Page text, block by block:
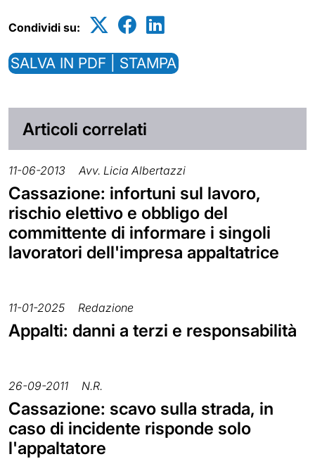
Condividi su:
SALVA IN PDF | STAMPA
Articoli correlati
11-06-2013 Avv. Licia Albertazzi
Cassazione: infortuni sul lavoro,
rischio elettivo e obbligo del
committente di informare i singoli
lavoratori dell'impresa appaltatrice
11-01-2025 Redazione
Appalti: danni a terzi e responsabilità
26-09-2011 N.R.
Cassazione: scavo sulla strada, in
caso di incidente risponde solo
l'appaltatore